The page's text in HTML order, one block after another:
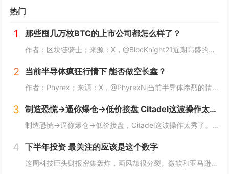
热门
1 那些囤几万枚BTC的上市公司都怎么样了？
作者：区块链骑士；来源：X，@BlocKnight21近期高盛的一纸清算通知，让Strategy再次被推上了风口浪尖。7月29日到期的挂钩Strategy股票的结构性债券，每1000美元投资仅能收回约217美元，亏损近80%。而问题出在一个...
2 当前半导体疯狂行情下 能否做空长鑫？
作者：Phyrex；来源：X，@PhyrexNi当前半导体惨烈的情况下，我是不是可以做空长鑫？我个人的看法，当前长鑫的估值已经高到我想开始做空了，但上市初期的筹码结构仍然对空头非常不友好。我个人打算先多观察几天，尤其是过了上市前五个无涨跌幅...
3 制造恐慌→逼你爆仓→低价接盘 Citadel这波操作太秀了
制造恐慌→逼你爆仓→低价接盘，Citadel这波操作太秀了。Citadel这波操作，真的秀。“AI股神”Leopold Aschenbrenner的基金Situational Awareness，上半年回报439%，规模一度冲到450亿美元...
4 下半年投资 最关注的应该是这个数字
这周科技巨头财报密集轰炸，画风却很分裂。微软和亚马逊，云业务全线爆发。AWS二季度营收422亿美元，同比增长37%，是18个季度以来最快；Azure更猛，同比增速43%，全财年首次突破1000亿美元。两家股价财报后都是大涨，亚马逊盘后一度涨...